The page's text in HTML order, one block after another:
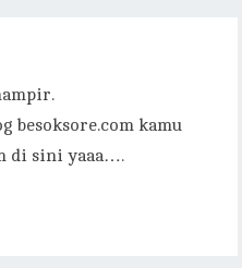
besoksore.com kamu
di sini yaaa….